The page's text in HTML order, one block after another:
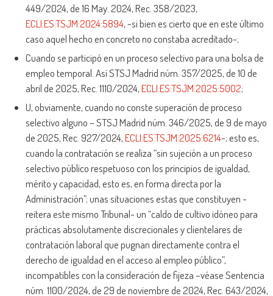
449/2024, de 16 May. 2024, Rec. 358/2023,
ECLI:ES:TSJM:2024:5894, -si bien es cierto que en este último
caso aquel hecho en concreto no constaba acreditado-;
Cuando se participó en un proceso selectivo para una bolsa de
empleo temporal. Así STSJ Madrid núm. 357/2025, de 10 de
abril de 2025, Rec. 1110/2024,ECLI:ES:TSJM:2025:5002;
U, obviamente, cuando no conste superación de proceso
selectivo alguno – STSJ Madrid núm. 346/2025, de 9 de mayo
de 2025, Rec. 927/2024,ECLI:ES:TSJM:2025:6214-; esto es,
cuando la contratación se realiza “sin sujeción a un proceso
selectivo público respetuoso con los principios de igualdad,
mérito y capacidad, esto es, en forma directa por la
Administración”; unas situaciones estas que constituyen -
reitera este mismo Tribunal- un “caldo de cultivo idóneo para
prácticas absolutamente discrecionales y clientelares de
contratación laboral que pugnan directamente contra el
derecho de igualdad en el acceso al empleo público”,
incompatibles con la consideración de fijeza –véase Sentencia
núm. 1100/2024, de 29 de noviembre de 2024, Rec. 643/2024,